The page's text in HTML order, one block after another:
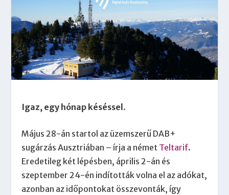
Igaz, egy hónap késéssel.
Május 28-án startol az üzemszerű DAB+
sugárzás Ausztriában – írja a német Teltarif.
Eredetileg két lépésben, április 2-án és
szeptember 24-én indították volna el az adókat,
azonban az időpontokat összevonták, így